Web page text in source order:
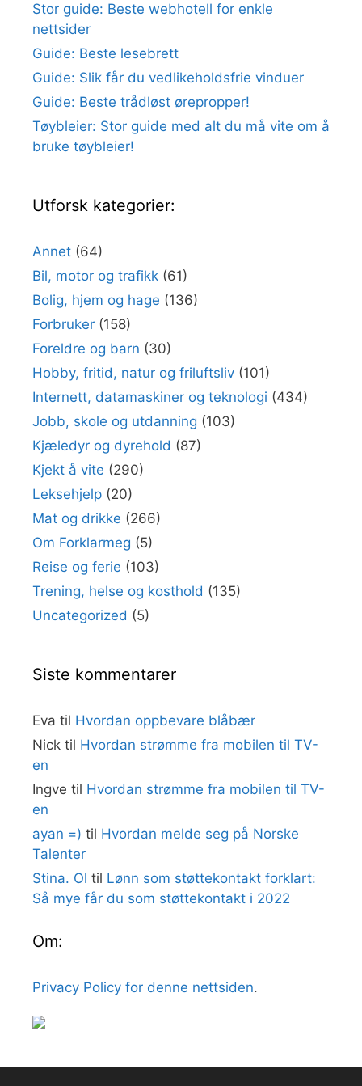
Stor guide: Beste webhotell for enkle
nettsider
Guide: Beste lesebrett
Guide: Slik får du vedlikeholdsfrie vinduer
Guide: Beste trådløst ørepropper!
Tøybleier: Stor guide med alt du må vite om å
bruke tøybleier!
Utforsk kategorier:
Annet (64)
Bil, motor og trafikk (61)
Bolig, hjem og hage (136)
Forbruker (158)
Foreldre og barn (30)
Hobby, fritid, natur og friluftsliv (101)
Internett, datamaskiner og teknologi (434)
Jobb, skole og utdanning (103)
Kjæledyr og dyrehold (87)
Kjekt å vite (290)
Leksehjelp (20)
Mat og drikke (266)
Om Forklarmeg (5)
Reise og ferie (103)
Trening, helse og kosthold (135)
Uncategorized (5)
Siste kommentarer
Eva til Hvordan oppbevare blåbær
Nick til Hvordan strømme fra mobilen til TV-
en
Ingve til Hvordan strømme fra mobilen til TV-
en
ayan =) til Hvordan melde seg på Norske
Talenter
Stina. Ol til Lønn som støttekontakt forklart:
Så mye får du som støttekontakt i 2022
Om:
Privacy Policy for denne nettsiden.